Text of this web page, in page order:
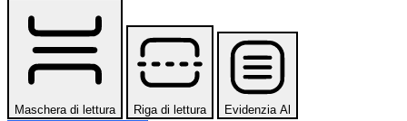
Maschera di lettura Riga di lettura
Evidenzia Al